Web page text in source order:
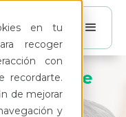
en tu
recoger
con
recordarte.
de mejorar
y
de